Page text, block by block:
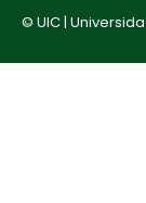
© UIC |